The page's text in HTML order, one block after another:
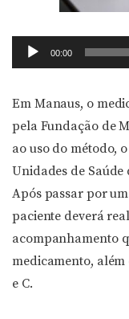
Tocador
de
00:00
Em Manaus, o
pela Fundação de
ao uso do método,
Unidades de
Após passar por
paciente deverá
acompanhamento
medicamento, além
e C.